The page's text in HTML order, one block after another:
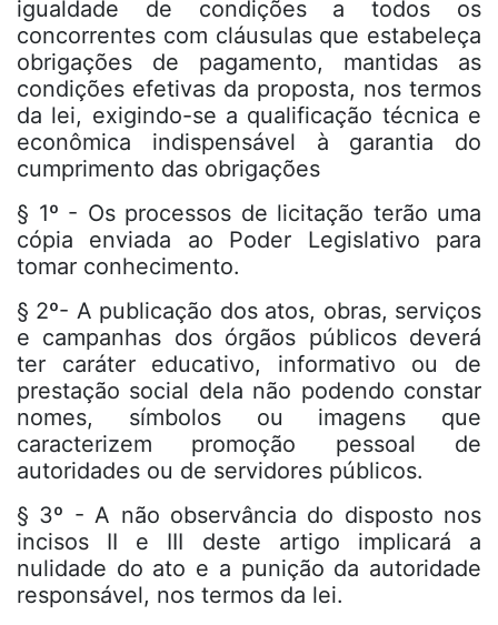
igualdade de condições a todos os
concorrentes com cláusulas que estabeleça
obrigações de pagamento, mantidas as
condições efetivas da proposta, nos termos
da lei, exigindo-se a qualificação técnica e
econômica indispensável à garantia do
cumprimento das obrigações
§ 1º - Os processos de licitação terão uma
cópia enviada ao Poder Legislativo para
tomar conhecimento.
§ 2º- A publicação dos atos, obras, serviços
e campanhas dos órgãos públicos deverá
ter caráter educativo, informativo ou de
prestação social dela não podendo constar
nomes, símbolos ou imagens que
caracterizem promoção pessoal de
autoridades ou de servidores públicos.
§ 3º - A não observância do disposto nos
incisos II e III deste artigo implicará a
nulidade do ato e a punição da autoridade
responsável, nos termos da lei.